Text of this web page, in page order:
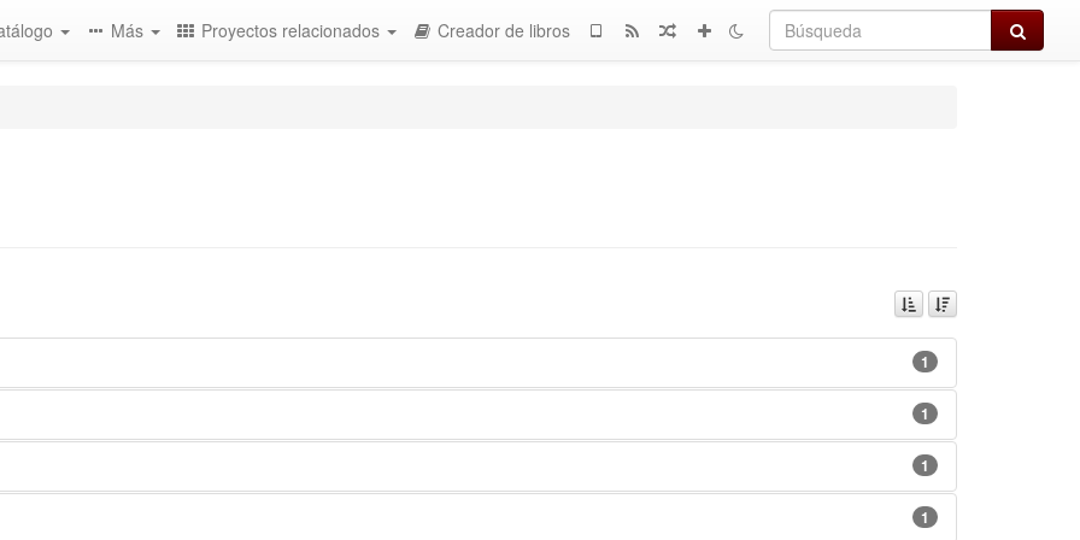
Más Proyectos relacionados Creador de libros
1
1
1
1